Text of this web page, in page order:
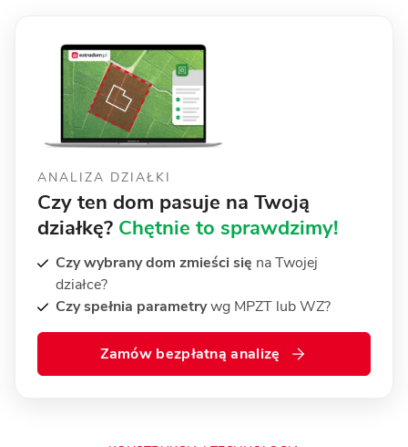
ANALIZA DZIAŁKI
Czy ten dom pasuje na Twoją
działkę? Chętnie to sprawdzimy!
Czy wybrany dom zmieści się na Twojej
działce?
Czy spełnia parametrywg MPZT lub WZ?
Zamów bezpłatną analizę